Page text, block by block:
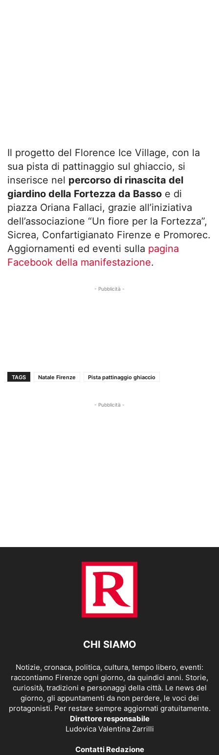
Il progetto del Florence Ice Village, con la
sua pista di pattinaggio sul ghiaccio, si
inserisce nel percorso di rinascita del
giardino della Fortezza da Basso e di
piazza Oriana Fallaci, grazie all’iniziativa
dell’associazione “Un fiore per la Fortezza”,
Sicrea, Confartigianato Firenze e Promorec.
Aggiornamenti ed eventi sulla pagina
Facebook della manifestazione.
- Pubblicità -
TAGS Natale Firenze Pista pattinaggio ghiaccio
- Pubblicità -
CHI SIAMO
Notizie, cronaca, politica, cultura, tempo libero, eventi:
raccontiamo Firenze ogni giorno, da quindici anni. Storie,
curiosità, tradizioni e personaggi della città. Le news del
giorno, gli appuntamenti da non perdere, le voci dei
protagonisti. Per restare sempre aggiornati gratuitamente.
Direttore responsabile
Ludovica Valentina Zarrilli
Contatti Redazione